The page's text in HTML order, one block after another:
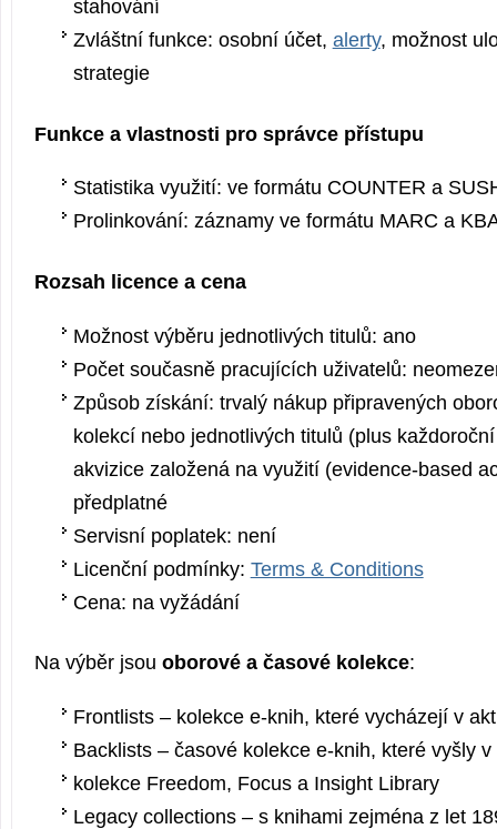
stahování
Zvláštní funkce: osobní účet, alerty, možnost
strategie
Funkce a vlastnosti pro správce přístupu
Statistika využití: ve formátu COUNTER a
Prolinkování: záznamy ve formátu MARC a
Rozsah licence a cena
Možnost výběru jednotlivých titulů: ano
Počet současně pracujících uživatelů:
Způsob získání: trvalý nákup připravených
kolekcí nebo jednotlivých titulů (plus
akvizice založená na využití (evidence-based
předplatné
Servisní poplatek: není
Licenční podmínky: Terms & Conditions
Cena: na vyžádání
Na výběr jsou oborové a časové kolekce:
Frontlists – kolekce e-knih, které vycházejí v
Backlists – časové kolekce e-knih, které vyšly
kolekce Freedom, Focus a Insight Library
Legacy collections – s knihami zejména z let